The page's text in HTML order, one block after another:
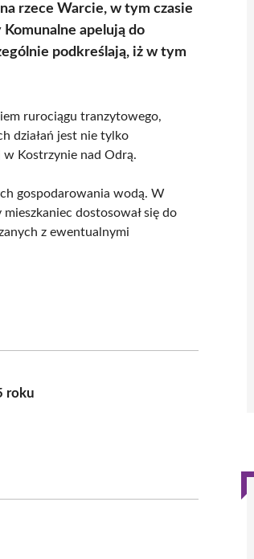
rzece Warcie, w tym czasie
apelują do
podkreślają, iż w tym
rurociągu tranzytowego,
działań jest nie tylko
Kostrzynie nad Odrą.
gospodarowania wodą. W
dostosował się do
z ewentualnymi
roku